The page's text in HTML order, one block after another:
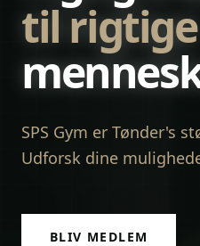
til rigtige
SPS Gym er Tønder's
Udforsk dine
BLIV MEDLEM